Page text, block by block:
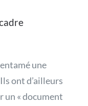
une
ont d’ailleurs
un « document